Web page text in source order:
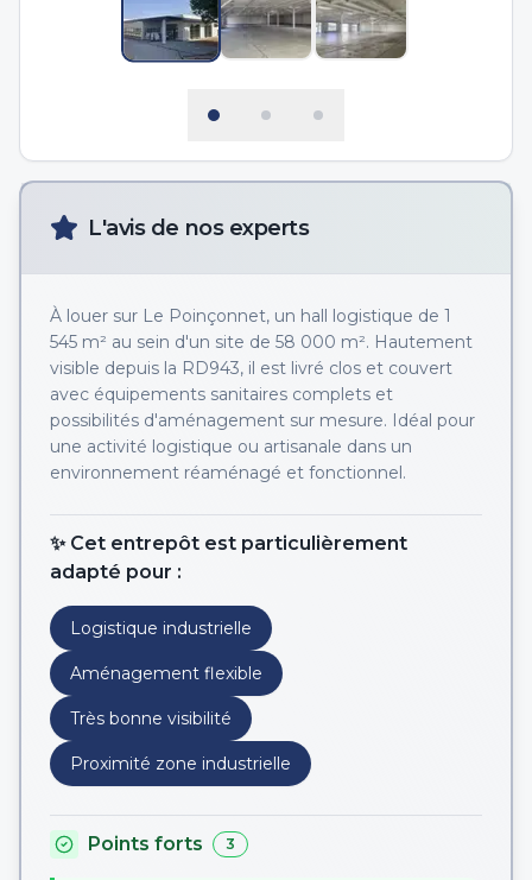
L'avis de nos experts
À louer sur Le Poinçonnet, un hall logistique de 1
545 m² au sein d'un site de 58 000 m². Hautement
visible depuis la RD943, il est livré clos et couvert
avec équipements sanitaires complets et
possibilités d'aménagement sur mesure. Idéal pour
une activité logistique ou artisanale dans un
environnement réaménagé et fonctionnel.
✨ Cet entrepôt est particulièrement
adapté pour :
Logistique industrielle
Aménagement flexible
Très bonne visibilité
Proximité zone industrielle
Points forts 3